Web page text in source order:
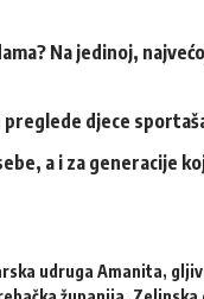
Na jedinoj,
djece
a i za generacije
udruga Amanita,